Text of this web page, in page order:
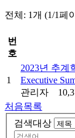
전체: 1개 (1/1페
번
호
1
2023년 추계
Executive
관리자
처음목록
검색대상